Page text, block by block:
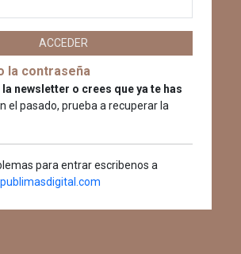
ACCEDER
la contraseña
newsletter o crees que ya te has
el pasado, prueba a recuperar la
para entrar escribenos a